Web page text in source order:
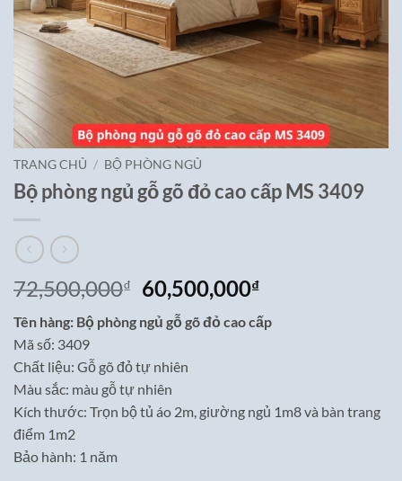
TRANG CHỦ / BỘ PHÒNG NGỦ
Bộ phòng ngủ gỗ gõ đỏ cao cấp MS 3409
72,500,000₫
Giá
gốc
là:
60,500,000₫Giá
hiện
tại
Tên hàng: Bộ phòng ngủ gỗ gõ đỏ cao cấp
Mã số: 3409
Chất liệu: Gỗ gõ đỏ tự nhiên
Màu sắc: màu gỗ tự nhiên
Kích thước: Trọn bộ tủ áo 2m, giường ngủ 1m8 và bàn trang
điểm 1m2
Bảo hành: 1 năm